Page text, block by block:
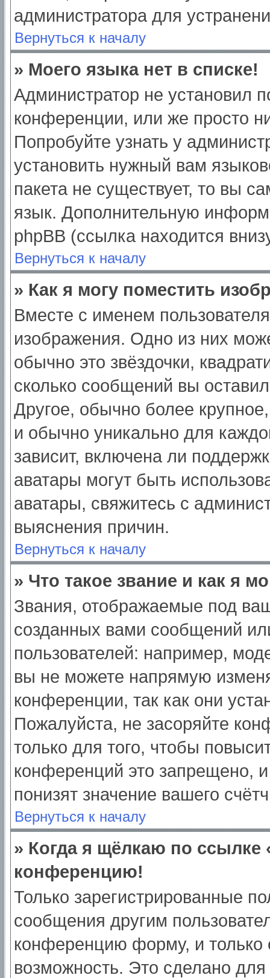
администратора для
Вернуться к началу
» Моего языка нет в списке!
Администратор не установил
конференции, или же просто
Попробуйте узнать у
установить нужный вам
пакета не существует, то вы
язык. Дополнительную
phpBB (ссылка находится
Вернуться к началу
» Как я могу поместить
Вместе с именем
изображения. Одно из них
обычно это звёздочки,
сколько сообщений вы
Другое, обычно более
и обычно уникально для
зависит, включена ли
аватары могут быть
аватары, свяжитесь с
выяснения причин.
Вернуться к началу
» Что такое звание и как я
Звания, отображаемые под
созданных вами сообщений
пользователей: например,
вы не можете напрямую
конференции, так как они
Пожалуйста, не засоряйте
только для того, чтобы
конференций это запрещено,
понизят значение вашего
Вернуться к началу
» Когда я щёлкаю по ссылке
конференцию!
Только зарегистрированные
сообщения другим
конференцию форму, и только
возможность. Это сделано для